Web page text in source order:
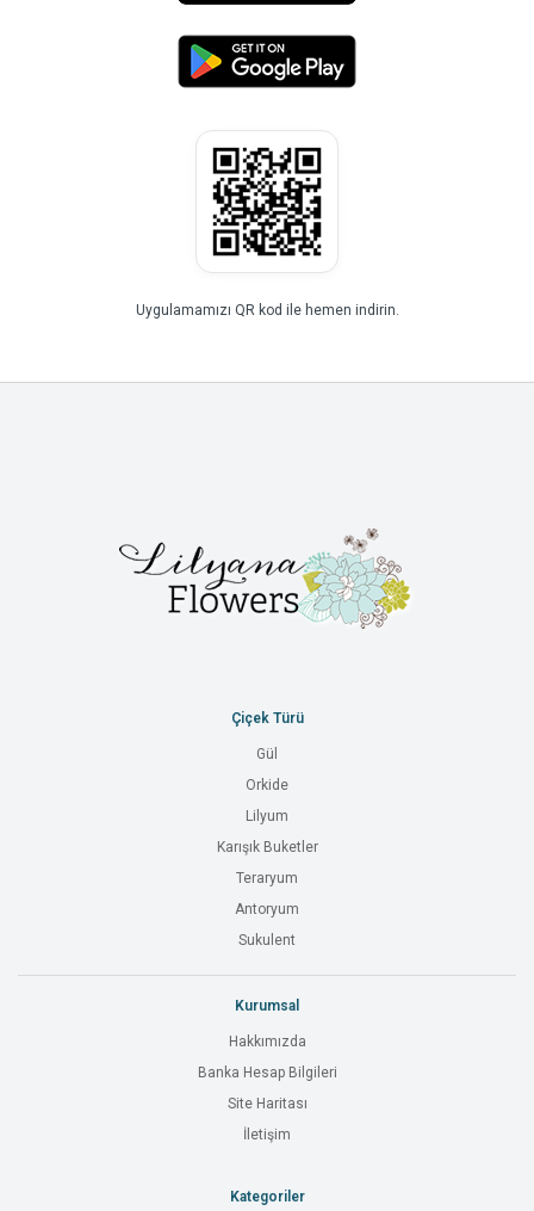
Uygulamamızı QR kod ile hemen indirin.
Çiçek Türü
Gül
Orkide
Lilyum
Karışık Buketler
Teraryum
Antoryum
Sukulent
Kurumsal
Hakkımızda
Banka Hesap Bilgileri
Site Haritası
İletişim
Kategoriler